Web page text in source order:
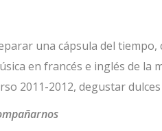
una cápsula del
en francés e inglés de la
2011-2012, degustar